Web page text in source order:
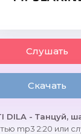
Слушать
Скачать
DILA - Танцуй,
mp3 2:20 или